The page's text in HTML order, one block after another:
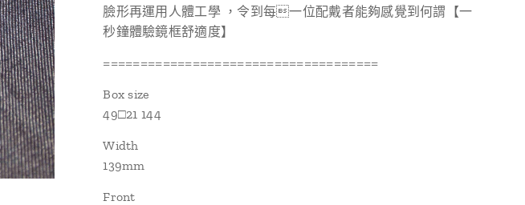
臉形再運用人體工學 ，令到每一位配戴者能夠感覺到何謂【一
秒鐘體驗鏡框舒適度】
=====================================
Box size
49□21 144
Width
139mm
Front